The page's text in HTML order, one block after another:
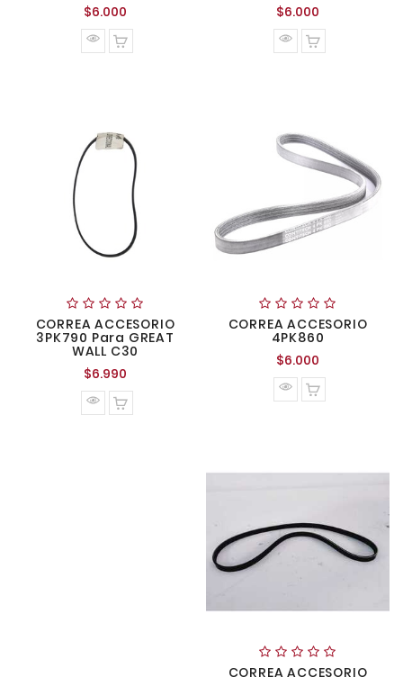
$6.000
normal
$6.000
normal
CORREA ACCESORIO
3PK790 Para GREAT
WALL C30
$6.990
normal
CORREA ACCESORIO
4PK860
$6.000
normal
CORREA ACCESORIO